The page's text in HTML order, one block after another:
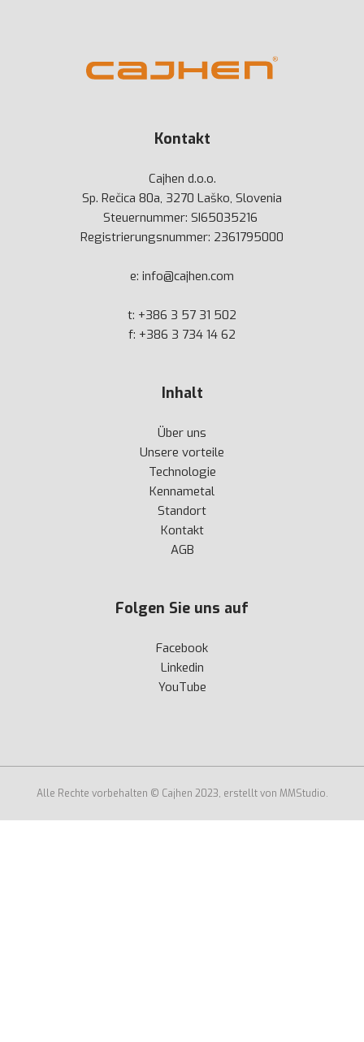
Kontakt
Cajhen d.o.o.
Sp. Rečica 80a, 3270 Laško, Slovenia
Steuernummer: SI65035216
Registrierungsnummer: 2361795000
e: info@cajhen.com
t: +386 3 57 31 502
f: +386 3 734 14 62
Inhalt
Über uns
Unsere vorteile
Technologie
Kennametal
Standort
Kontakt
AGB
Folgen Sie uns auf
Facebook
Linkedin
YouTube
Alle Rechte vorbehalten © Cajhen 2023, erstellt von MMStudio.